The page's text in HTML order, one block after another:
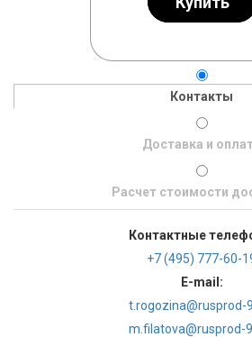
Контакты
Доставка и
Расчет стоимости
Контактные
+7 (495) 777-60-
E-mail:
t.rogozina@rusprod-
m.filatova@rusprod-